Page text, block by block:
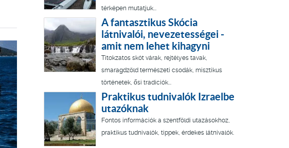
térképen mutatjuk...
A fantasztikus Skócia
látnivalói, nevezetességei -
amit nem lehet kihagyni
Titokzatos skót várak, rejtélyes tavak,
smaragdzöld természeti csodák, misztikus
történetek, ősi tradíciók...
Praktikus tudnivalók Izraelbe
utazóknak
Fontos információk a szentföldi utazásokhoz,
praktikus tudnivalók, tippek, érdekes látnivalók.